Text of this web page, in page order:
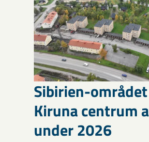
Sibirien-
Kiruna centrum
under 2026